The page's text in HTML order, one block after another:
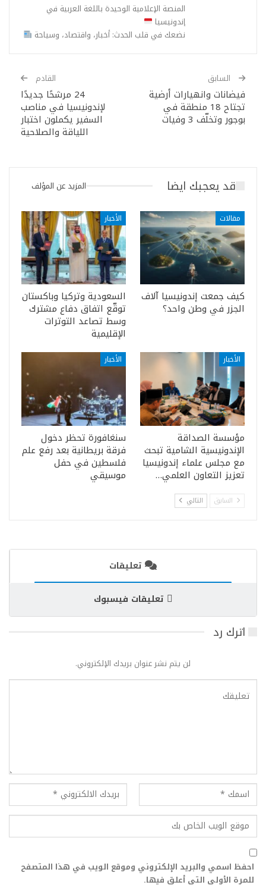
المنصة الإعلامية الوحيدة باللغة العربية في
إندونيسيا
نضعك في قلب الحدث: أخبار، واقتصاد، وسياحة
السابق
فيضانات وانهيارات أرضية
تجتاح 18 منطقة في
بوجور وتخلّف 3 وفيات
القادم
24 مرشحًا جديدًا
لإندونيسيا في مناصب
السفير يكملون اختبار
اللياقة والصلاحية
قد يعجبك ايضا المزيد عن المؤلف
مقالات
كيف جمعت إندونيسيا آلاف
الجزر في وطن واحد؟
الأخبار
السعودية وتركيا وباكستان
توقّع اتفاق دفاع مشترك
وسط تصاعد التوترات
الإقليمية
الأخبار
مؤسسة الصداقة
الإندونيسية الشامية تبحث
مع مجلس علماء إندونيسيا
تعزيز التعاون العلمي…
الأخبار
سنغافورة تحظر دخول
فرقة بريطانية بعد رفع علم
فلسطين في حفل
موسيقي
السابق التالي
تعليقات
تعليقات فيسبوك
اترك رد
لن يتم نشر عنوان بريدك الإلكتروني.
احفظ اسمي والبريد الإلكتروني وموقع الويب في هذا المتصفح
للمرة الأولى التي أعلق فيها.